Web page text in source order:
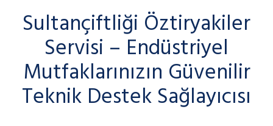
Sultançiftliği Öztiryakiler
Servisi – Endüstriyel
Mutfaklarınızın Güvenilir
Teknik Destek Sağlayıcısı